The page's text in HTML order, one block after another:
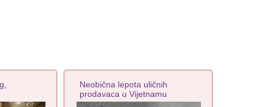
Neobična lepota uličnih
prodavaca u Vijetnamu